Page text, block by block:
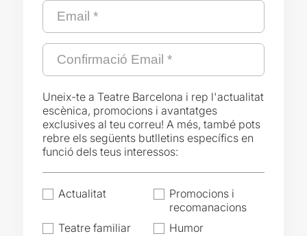
Uneix-te a Teatre Barcelona i rep l'actualitat
escènica, promocions i avantatges
exclusives al teu correu! A més, també pots
rebre els següents butlletins específics en
funció dels teus interessos:
Actualitat
Promocions i
recomanacions
Teatre familiar
Humor